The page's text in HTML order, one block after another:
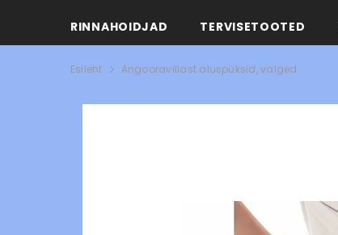
RINNAHOIDJAD TERVISETOOTED
Esileht Angooravillast aluspüksid, valged